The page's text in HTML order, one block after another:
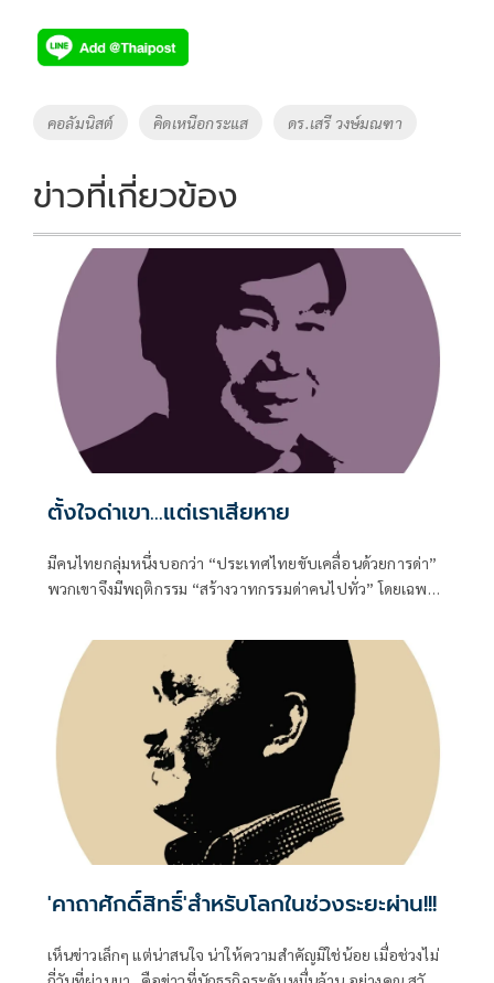
e
b
o
k
tt
er
p
y
Li
k
Tags
คอลัมนิสต์ คิดเหนือกระแส ดร.เสรี วงษ์มณฑา
ข่าวที่เกี่ยวข้อง
ตั้งใจด่าเขา...แต่เราเสียหาย
มีคนไทยกลุ่มหนึ่งบอกว่า “ประเทศไทยขับเคลื่อนด้วยการด่า”
พวกเขาจึงมีพฤติกรรม “สร้างวาทกรรมด่าคนไปทั่ว” โดยเฉพาะ
'คาถาศักดิ์สิทธิ์'สำหรับโลกในช่วงระยะผ่าน!!!
เห็นข่าวเล็กๆ แต่น่าสนใจ น่าให้ความสำคัญมิใช่น้อย เมื่อช่วงไม่